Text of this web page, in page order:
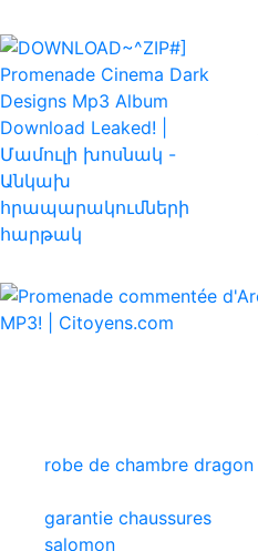
robe de chambre dragon
garantie chaussures
salomon